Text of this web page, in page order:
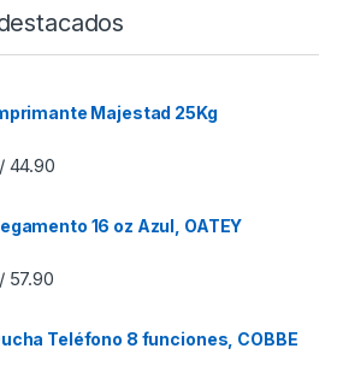
Majestad 25Kg
44.90
16 oz Azul, OATEY
57.90
Teléfono 8 funciones, COBBE